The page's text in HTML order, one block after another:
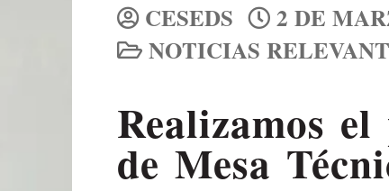
CESEDS
2 DE
NOTICIAS
Realizamos
de Mesa